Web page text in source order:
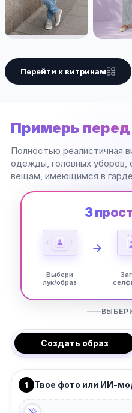
Перейти к витринам
Примерь перед
Полностью реалистичная
одежды, головных уборов,
вещам, имеющимся в
3
Выбери
лук/образ
Создать образ
1 Твое фото или ИИ-